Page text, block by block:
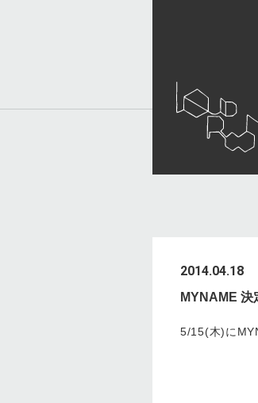
2014.04.18
MYNAME 決
5/15(木)に